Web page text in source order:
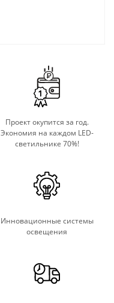
Проект окупится за год.
Экономия на каждом LED-
светильнике 70%!
Инновационные системы
освещения